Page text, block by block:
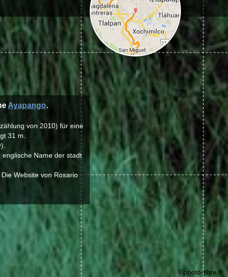
Ayapango.
von 2010) für eine
31 m.
Name der stadt
Website von Rosario
©photo-libre.fr